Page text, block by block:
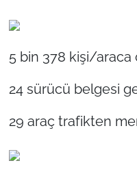
5 bin 378 kişi/araca
24 sürücü belgesi
29 araç trafikten